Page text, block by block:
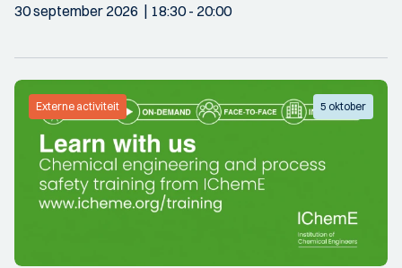
30 september 2026 18:30- 20:00
Externe activiteit 5 oktober